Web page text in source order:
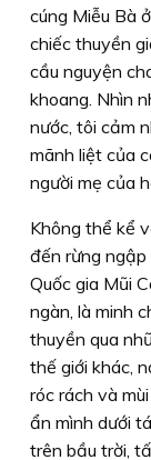
cúng Miễu Bà
chiếc thuyền
cầu nguyện
khoang. Nhìn
nước, tôi cảm
mãnh liệt của
người mẹ của
Không thể kể
đến rừng ngập
Quốc gia Mũi
ngàn, là minh
thuyền qua
thế giới khác,
róc rách và
ẩn mình dưới
trên bầu trời,